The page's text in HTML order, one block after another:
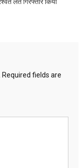
Required fields are